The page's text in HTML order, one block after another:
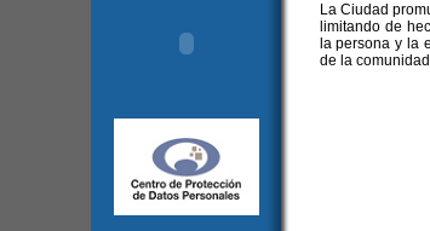
La Ciudad
limitando de
la persona y la
de la